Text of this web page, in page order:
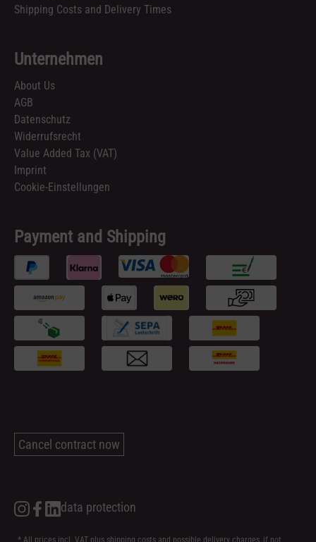
Shipping Costs and Delivery Times
Unternehmen
About Us
AGB
Datenschutz
Widerrufsrecht
Value Added Tax (VAT)
Imprint
Cookie-Einstellungen
Payment and Shipping
Cancel contract now
data protection
* All prices incl. VAT plus shipping costs and possible delivery charges, if not